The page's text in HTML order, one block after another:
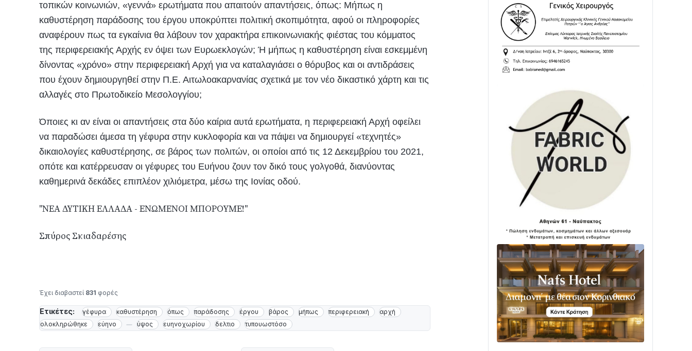
τοπικών κοινωνιών, «γεννά» ερωτήματα που απαιτούν απαντήσεις, όπως: Μήπως η
καθυστέρηση παράδοσης του έργου υποκρύπτει πολιτική σκοπιμότητα, αφού οι πληροφορίες
αναφέρουν πως τα εγκαίνια θα λάβουν τον χαρακτήρα επικοινωνιακής φιέστας του κόμματος
της περιφερειακής Αρχής εν όψει των Ευρωεκλογών; Ή μήπως η καθυστέρηση είναι εσκεμμένη
δίνοντας «χρόνο» στην περιφερειακή Αρχή για να καταλαγιάσει ο θόρυβος και οι αντιδράσεις
που έχουν δημιουργηθεί στην Π.Ε. Αιτωλοακαρνανίας σχετικά με τον νέο δικαστικό χάρτη και τις
αλλαγές στο Πρωτοδικείο Μεσολογγίου;
Όποιες κι αν είναι οι απαντήσεις στα δύο καίρια αυτά ερωτήματα, η περιφερειακή Αρχή οφείλει
να παραδώσει άμεσα τη γέφυρα στην κυκλοφορία και να πάψει να δημιουργεί «τεχνητές»
δικαιολογίες καθυστέρησης, σε βάρος των πολιτών, οι οποίοι από τις 12 Δεκεμβρίου του 2021,
οπότε και κατέρρευσαν οι γέφυρες του Ευήνου ζουν τον δικό τους γολγοθά, διανύοντας
καθημερινά δεκάδες επιπλέον χιλιόμετρα, μέσω της Ιονίας οδού.
''ΝΕΑ ΔΥΤΙΚΗ ΕΛΛΑΔΑ - ΕΝΩΜΕΝΟΙ ΜΠΟΡΟΥΜΕ!''
Σπύρος Σκιαδαρέσης
Έχει διαβαστεί 831 φορές
Ετικέτες: γέφυρα καθυστέρηση όπως παράδοσης έργου βάρος μήπως περιφερειακή
αρχή
ολοκληρώθηκε
εύηνο ύψος ευηνοχωρίου δελτιο τυπουωστόσο